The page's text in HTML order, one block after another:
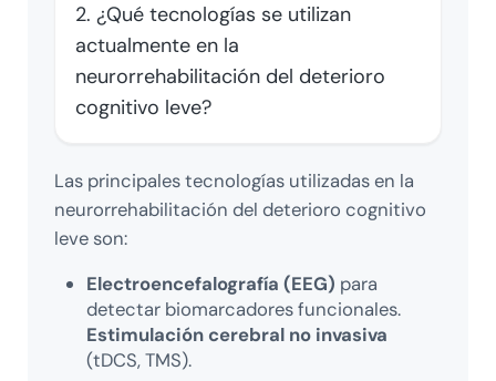
2. ¿Qué tecnologías se utilizan
actualmente en la
neurorrehabilitación del deterioro
cognitivo leve?
Las principales tecnologías utilizadas en la
neurorrehabilitación del deterioro cognitivo
leve son:
Electroencefalografía (EEG) para
detectar biomarcadores funcionales.
Estimulación cerebral no invasiva
(tDCS, TMS).